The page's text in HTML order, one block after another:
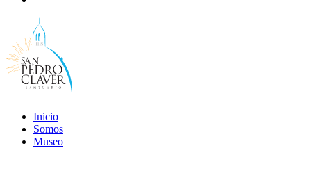
Inicio
Somos
Museo